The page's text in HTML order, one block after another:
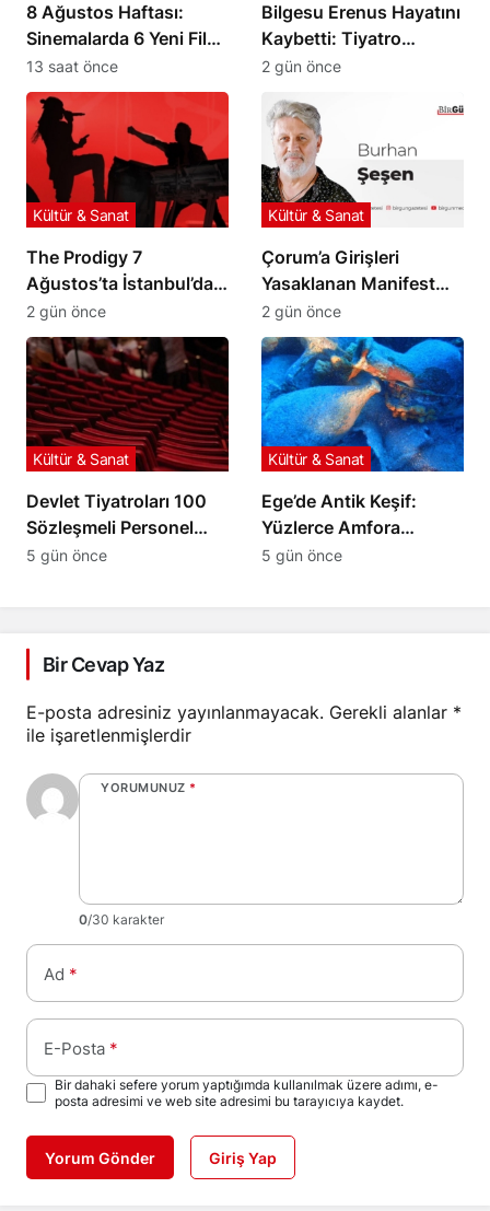
8 Ağustos Haftası:
Sinemalarda 6 Yeni Film
İzleyiciyle Buluşuyor
13 saat önce
Bilgesu Erenus Hayatını
Kaybetti: Tiyatro
Dünyasının Acı Kaybı
2 gün önce
The Prodigy 7
Ağustos’ta İstanbul’da
Sahne Alacak
Kültür & Sanat
2 gün önce
Çorum’a Girişleri
Yasaklanan Manifest
Grubu Londra Yolcusu
Kültür & Sanat
2 gün önce
Devlet Tiyatroları 100
Sözleşmeli Personel
Alımı Yapacağını
Kültür & Sanat
5 gün önce
Ege’de Antik Keşif:
Yüzlerce Amfora
Taşıyan Ticaret Gemisi
Kültür & Sanat
5 gün önce
Bir Cevap Yaz
E-posta adresiniz yayınlanmayacak. Gerekli alanlar *
ile işaretlenmişlerdir
YORUMUNUZ *
0/30 karakter
Ad *
E-Posta *
Bir dahaki sefere yorum yaptığımda kullanılmak üzere adımı, e-
posta adresimi ve web site adresimi bu tarayıcıya kaydet.
Yorum Gönder Giriş Yap